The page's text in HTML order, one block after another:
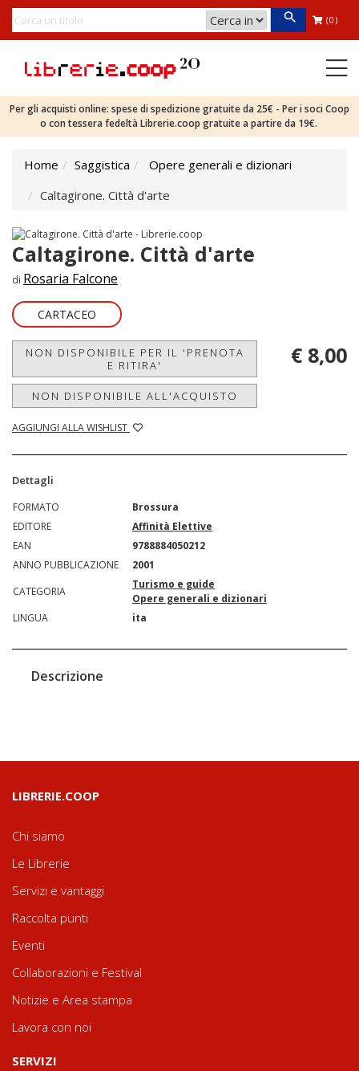
(0)
Per gli acquisti online: spese di spedizione gratuite da 25€ - Per i soci Coop
o con tessera fedeltà Librerie.coop gratuite a partire da 19€.
Home Saggistica
Opere generali e dizionari
Caltagirone. Città d'arte
Caltagirone. Città d'arte
di Rosaria Falcone
CARTACEO
NON DISPONIBILE PER IL 'PRENOTA
E RITIRA'
NON DISPONIBILE ALL'ACQUISTO
AGGIUNGI ALLA WISHLIST
€ 8,00
Dettagli
FORMATO
Brossura
EDITORE
Affinità Elettive
EAN
9788884050212
ANNO PUBBLICAZIONE
2001
CATEGORIA
Turismo e guide
Opere generali e dizionari
LINGUA
ita
Descrizione
LIBRERIE.COOP
Chi siamo
Le Librerie
Servizi e vantaggi
Raccolta punti
Eventi
Collaborazioni e Festival
Notizie e Area stampa
Lavora con noi
SERVIZI